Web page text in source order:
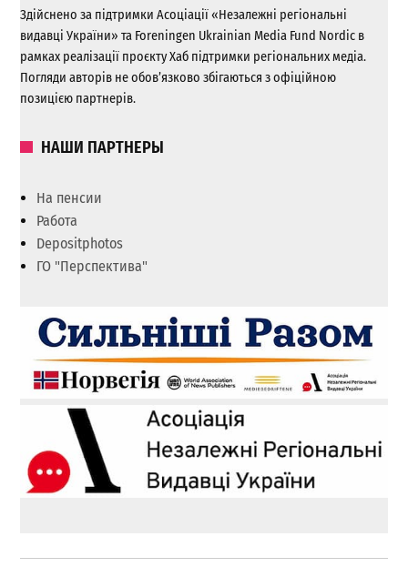
Здійснено за підтримки Асоціації «Незалежні регіональні
видавці України» та Foreningen Ukrainian Media Fund Nordic в
рамках реалізації проєкту Хаб підтримки регіональних медіа.
Погляди авторів не обов’язково збігаються з офіційною
позицією партнерів.
НАШИ ПАРТНЕРЫ
На пенсии
Работа
Depositphotos
ГО "Перспектива"